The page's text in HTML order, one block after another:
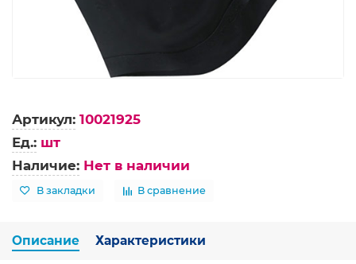
Артикул: 10021925
Ед.: шт
Наличие: Нет в наличии
В закладки В сравнение
Описание Характеристики